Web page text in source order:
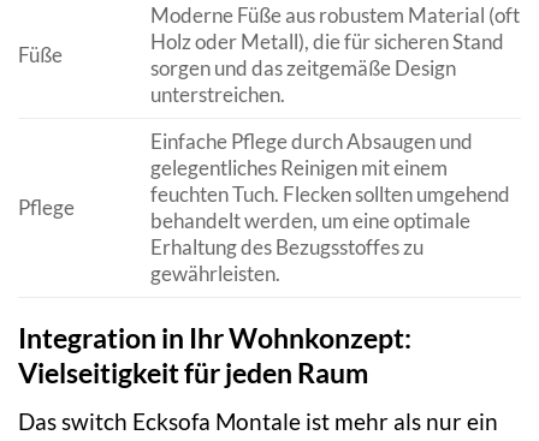
Füße
Moderne Füße aus robustem Material (oft
Holz oder Metall), die für sicheren Stand
sorgen und das zeitgemäße Design
unterstreichen.
Pflege
Einfache Pflege durch Absaugen und
gelegentliches Reinigen mit einem
feuchten Tuch. Flecken sollten umgehend
behandelt werden, um eine optimale
Erhaltung des Bezugsstoffes zu
gewährleisten.
Integration in Ihr Wohnkonzept:
Vielseitigkeit für jeden Raum
Das switch Ecksofa Montale ist mehr als nur ein